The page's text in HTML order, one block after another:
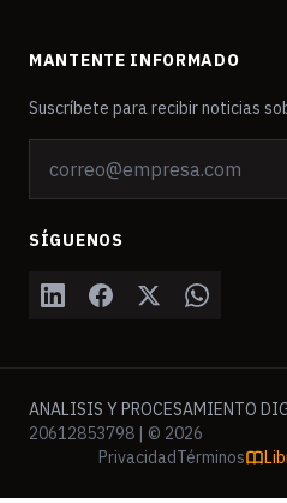
MANTENTE INFORMADO
Suscríbete para recibir noticias
SÍGUENOS
ANALISIS Y PROCESAMIENTO
20612853798 | © 2026
PrivacidadTérminos